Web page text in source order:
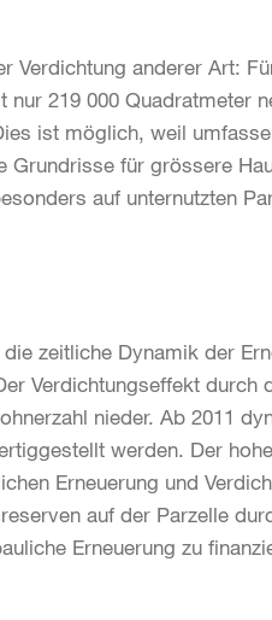
Verdichtung anderer Art:
219 000 Quadratmeter
ist möglich, weil
Grundrisse für grössere
auf unternutzten
zeitliche Dynamik der
Verdichtungseffekt durch
nieder. Ab 2011
werden. Der
Erneuerung und
auf der Parzelle
Erneuerung zu